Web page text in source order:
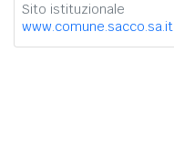
Sito istituzionale
www.comune.sacco.sa.it